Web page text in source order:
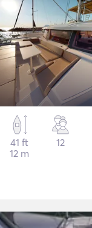
41 ft
12 m
12